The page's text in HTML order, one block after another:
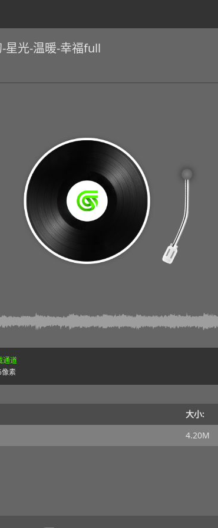
星光-温暖-幸福full
通道
素
大小:
4.20M